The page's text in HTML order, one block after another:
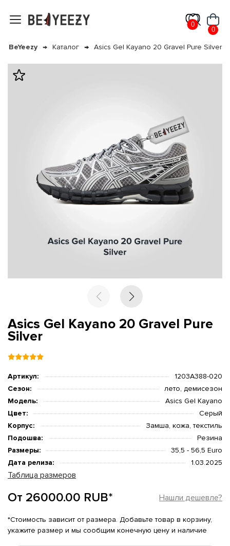
0
0
BeYeezy Каталог Asics Gel Kayano 20 Gravel Pure Silver
Asics Gel Kayano 20 Gravel Pure
Silver
Артикул:
1203A388-020
Сезон:
лето, демисезон
Модель:
Asics Gel Kayano
Цвет:
Серый
Корпус:
Замша, кожа, текстиль
Подошва:
Резина
Размеры:
35,5 - 56,5 Euro
Дата релиза:
1.03.2025
Таблица размеров
От 26000.00 RUB* Нашли дешевле?
*Стоимость зависит от размера. Добавьте товар в корзину,
укажите размер и мы сообщим конечную цену и наличие